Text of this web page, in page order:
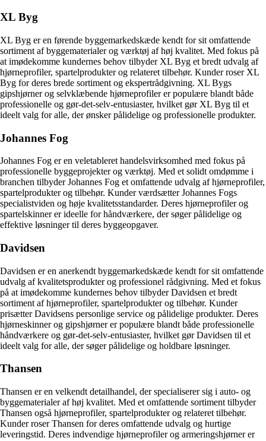
XL Byg
XL Byg er en førende byggemarkedskæde kendt for sit omfattende
sortiment af byggematerialer og værktøj af høj kvalitet. Med fokus på
at imødekomme kundernes behov tilbyder XL Byg et bredt udvalg af
hjørneprofiler, spartelprodukter og relateret tilbehør. Kunder roser XL
Byg for deres brede sortiment og ekspertrådgivning. XL Bygs
gipshjørner og selvklæbende hjørneprofiler er populære blandt både
professionelle og gør-det-selv-entusiaster, hvilket gør XL Byg til et
ideelt valg for alle, der ønsker pålidelige og professionelle produkter.
Johannes Fog
Johannes Fog er en veletableret handelsvirksomhed med fokus på
professionelle byggeprojekter og værktøj. Med et solidt omdømme i
branchen tilbyder Johannes Fog et omfattende udvalg af hjørneprofiler,
spartelprodukter og tilbehør. Kunder værdsætter Johannes Fogs
specialistviden og høje kvalitetsstandarder. Deres hjørneprofiler og
spartelskinner er ideelle for håndværkere, der søger pålidelige og
effektive løsninger til deres byggeopgaver.
Davidsen
Davidsen er en anerkendt byggemarkedskæde kendt for sit omfattende
udvalg af kvalitetsprodukter og professionel rådgivning. Med et fokus
på at imødekomme kundernes behov tilbyder Davidsen et bredt
sortiment af hjørneprofiler, spartelprodukter og tilbehør. Kunder
prisætter Davidsens personlige service og pålidelige produkter. Deres
hjørneskinner og gipshjørner er populære blandt både professionelle
håndværkere og gør-det-selv-entusiaster, hvilket gør Davidsen til et
ideelt valg for alle, der søger pålidelige og holdbare løsninger.
Thansen
Thansen er en velkendt detailhandel, der specialiserer sig i auto- og
byggematerialer af høj kvalitet. Med et omfattende sortiment tilbyder
Thansen også hjørneprofiler, spartelprodukter og relateret tilbehør.
Kunder roser Thansen for deres omfattende udvalg og hurtige
leveringstid. Deres indvendige hjørneprofiler og armeringshjørner er